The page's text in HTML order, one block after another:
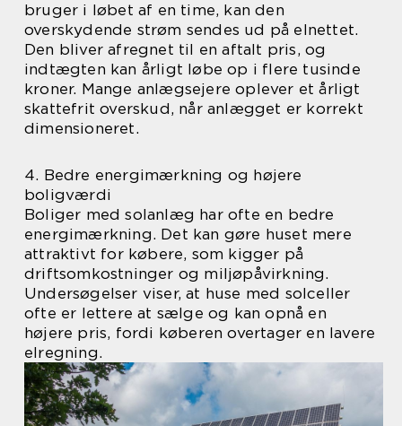
bruger i løbet af en time, kan den
overskydende strøm sendes ud på elnettet.
Den bliver afregnet til en aftalt pris, og
indtægten kan årligt løbe op i flere tusinde
kroner. Mange anlægsejere oplever et årligt
skattefrit overskud, når anlægget er korrekt
dimensioneret.
4. Bedre energimærkning og højere
boligværdi
Boliger med solanlæg har ofte en bedre
energimærkning. Det kan gøre huset mere
attraktivt for købere, som kigger på
driftsomkostninger og miljøpåvirkning.
Undersøgelser viser, at huse med solceller
ofte er lettere at sælge og kan opnå en
højere pris, fordi køberen overtager en lavere
elregning.